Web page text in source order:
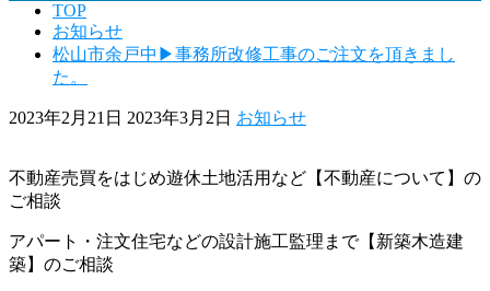
TOP
お知らせ
松山市余戸中▶事務所改修工事のご注文を頂きまし
た。
2023年2月21日 2023年3月2日 お知らせ
不動産売買をはじめ遊休土地活用など【不動産について】の
ご相談
アパート・注文住宅などの設計施工監理まで【新築木造建
築】のご相談